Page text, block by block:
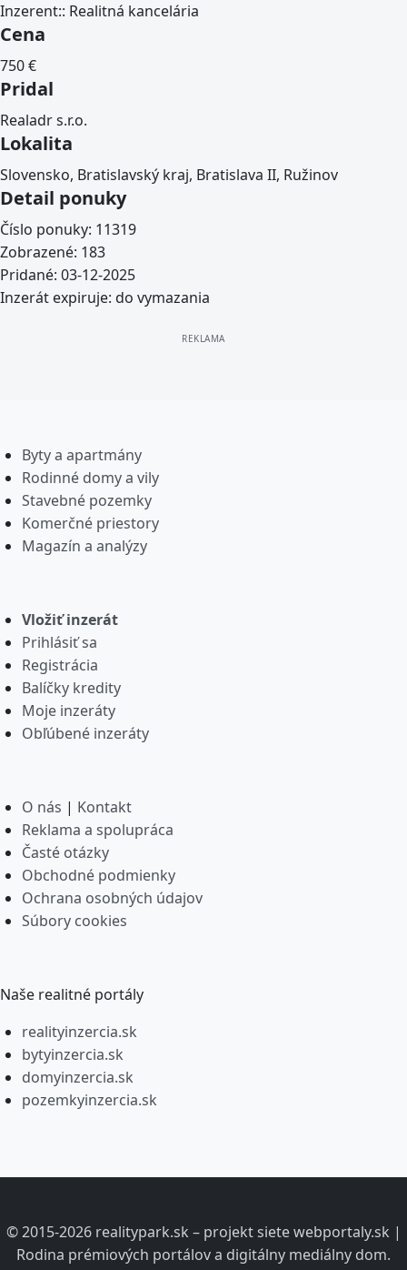
Inzerent:: Realitná kancelária
Cena
750€
Pridal
Realadr s.r.o.
Lokalita
Slovensko, Bratislavský kraj, Bratislava II, Ružinov
Detail ponuky
Číslo ponuky: 11319
Zobrazené: 183
Pridané: 03-12-2025
Inzerát expiruje: do vymazania
Byty a apartmány
Rodinné domy a vily
Stavebné pozemky
Komerčné priestory
Magazín a analýzy
Vložiť inzerát
Prihlásiť sa
Registrácia
Balíčky kredity
Moje inzeráty
Obľúbené inzeráty
O nás | Kontakt
Reklama a spolupráca
Časté otázky
Obchodné podmienky
Ochrana osobných údajov
Súbory cookies
Naše realitné portály
realityinzercia.sk
bytyinzercia.sk
domyinzercia.sk
pozemkyinzercia.sk
© 2015-2026 realitypark.sk – projekt siete webportaly.sk |
Rodina prémiových portálov a digitálny mediálny dom.